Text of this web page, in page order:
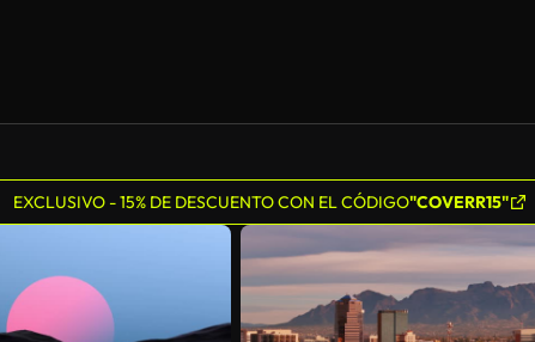
EXCLUSIVO - 15% DE DESCUENTO CON EL CÓDIGO"COVERR15"